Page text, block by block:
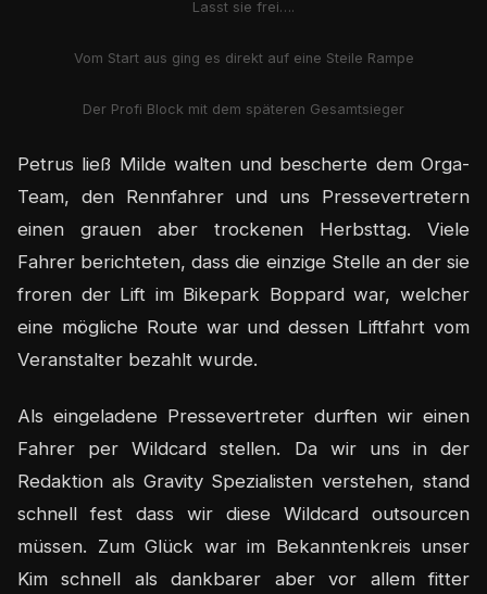
Lasst sie frei….
Vom Start aus ging es direkt auf eine Steile Rampe
Der Profi Block mit dem späteren Gesamtsieger
Petrus ließ Milde walten und bescherte dem Orga-
Team, den Rennfahrer und uns Pressevertretern
einen grauen aber trockenen Herbsttag. Viele
Fahrer berichteten, dass die einzige Stelle an der sie
froren der Lift im Bikepark Boppard war, welcher
eine mögliche Route war und dessen Liftfahrt vom
Veranstalter bezahlt wurde.
Als eingeladene Pressevertreter durften wir einen
Fahrer per Wildcard stellen. Da wir uns in der
Redaktion als Gravity Spezialisten verstehen, stand
schnell fest dass wir diese Wildcard outsourcen
müssen. Zum Glück war im Bekanntenkreis unser
Kim schnell als dankbarer aber vor allem fitter